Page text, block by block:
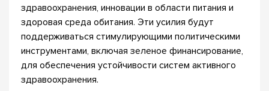
здравоохранения, инновации в области питания и
здоровая среда обитания. Эти усилия будут
поддерживаться стимулирующими политическими
инструментами, включая зеленое финансирование,
для обеспечения устойчивости систем активного
здравоохранения.